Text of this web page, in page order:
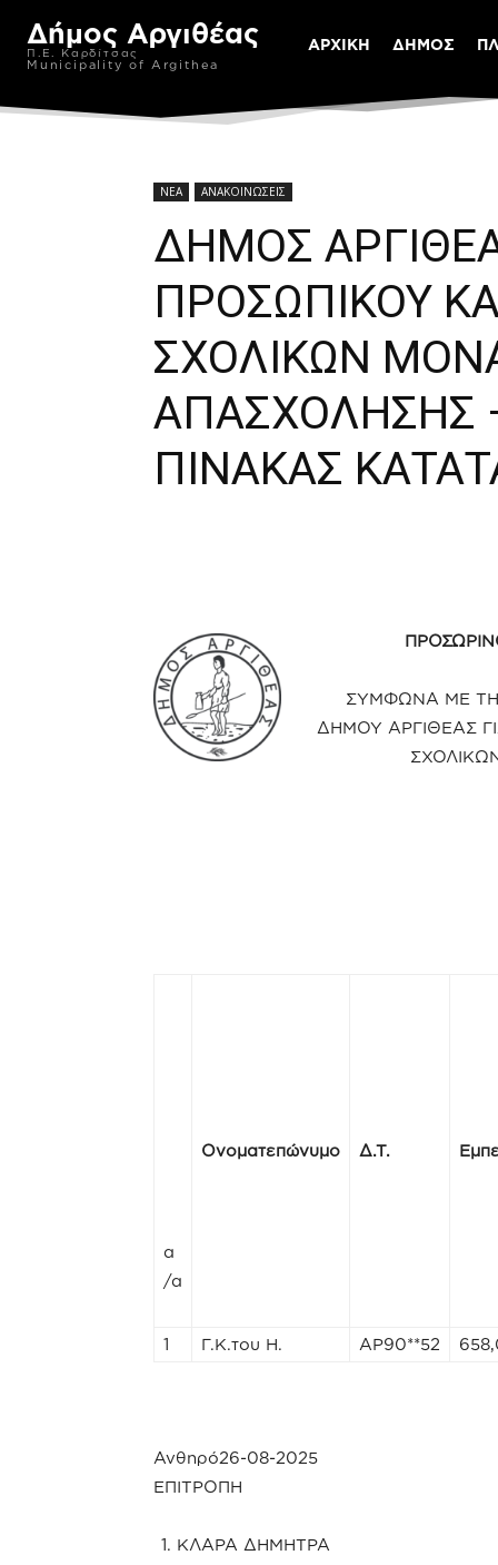
Δήμος Αργιθέας
Π.Ε. Καρδίτσας
Municipality of Argithea
ΑΡΧΙΚΗ ΔΗΜΟΣ
ΝΕΑ ΑΝΑΚΟΙΝΩΣΕΙΣ
ΔΗΜΟΣ
ΠΡΟΣΩΠΙΚΟΥ
ΣΧΟΛΙΚΩΝ
ΑΠΑΣΧΟΛΗΣΗΣ
ΠΙΝΑΚΑΣ
ΣΥΜΦΩΝΑ ΜΕ
ΔΗΜΟΥ ΑΡΓΙΘΕΑΣ
α
/α
Ονοματεπώνυμο Δ.Τ.
1 Γ.Κ.του Η. ΑΡ90**52
ΕΠΙΤΡΟΠΗ
ΚΛΑΡΑ ΔΗΜΗΤΡΑ